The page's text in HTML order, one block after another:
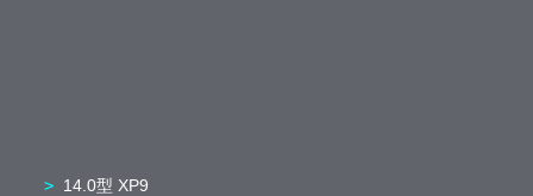
14.0型 XP9